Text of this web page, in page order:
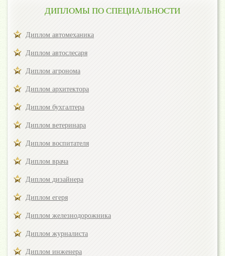
ДИПЛОМЫ ПО СПЕЦИАЛЬНОСТИ
Диплом автомеханика
Диплом автослесаря
Диплом агронома
Диплом архитектора
Диплом бухгалтера
Диплом ветеринара
Диплом воспитателя
Диплом врача
Диплом дизайнера
Диплом егеря
Диплом железнодорожника
Диплом журналиста
Диплом инженера